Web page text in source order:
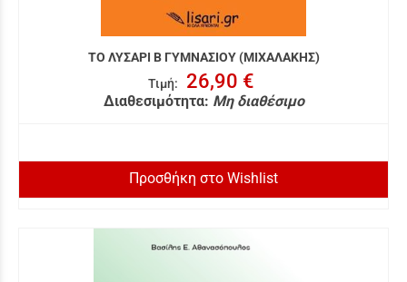
ΤΟ ΛΥΣΑΡΙ Β ΓΥΜΝΑΣΙΟΥ (ΜΙΧΑΛΑΚΗΣ)
Τιμή: 26,90 €
Διαθεσιμότητα: Μη διαθέσιμο
Προσθήκη στο Wishlist